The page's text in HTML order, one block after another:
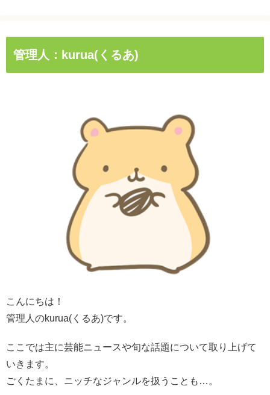
管理人：kurua(くるあ)
こんにちは！
管理人のkurua(くるあ)です。
ここでは主に芸能ニュースや旬な話題について取り上げて
いきます。
ごくたまに、ニッチなジャンルを扱うことも…。